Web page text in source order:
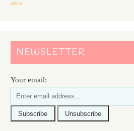
siècle
NEWSLETTER
Your email: